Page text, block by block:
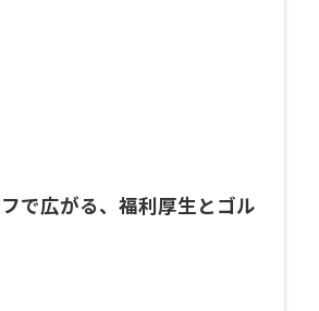
で広がる、福利厚生とゴル